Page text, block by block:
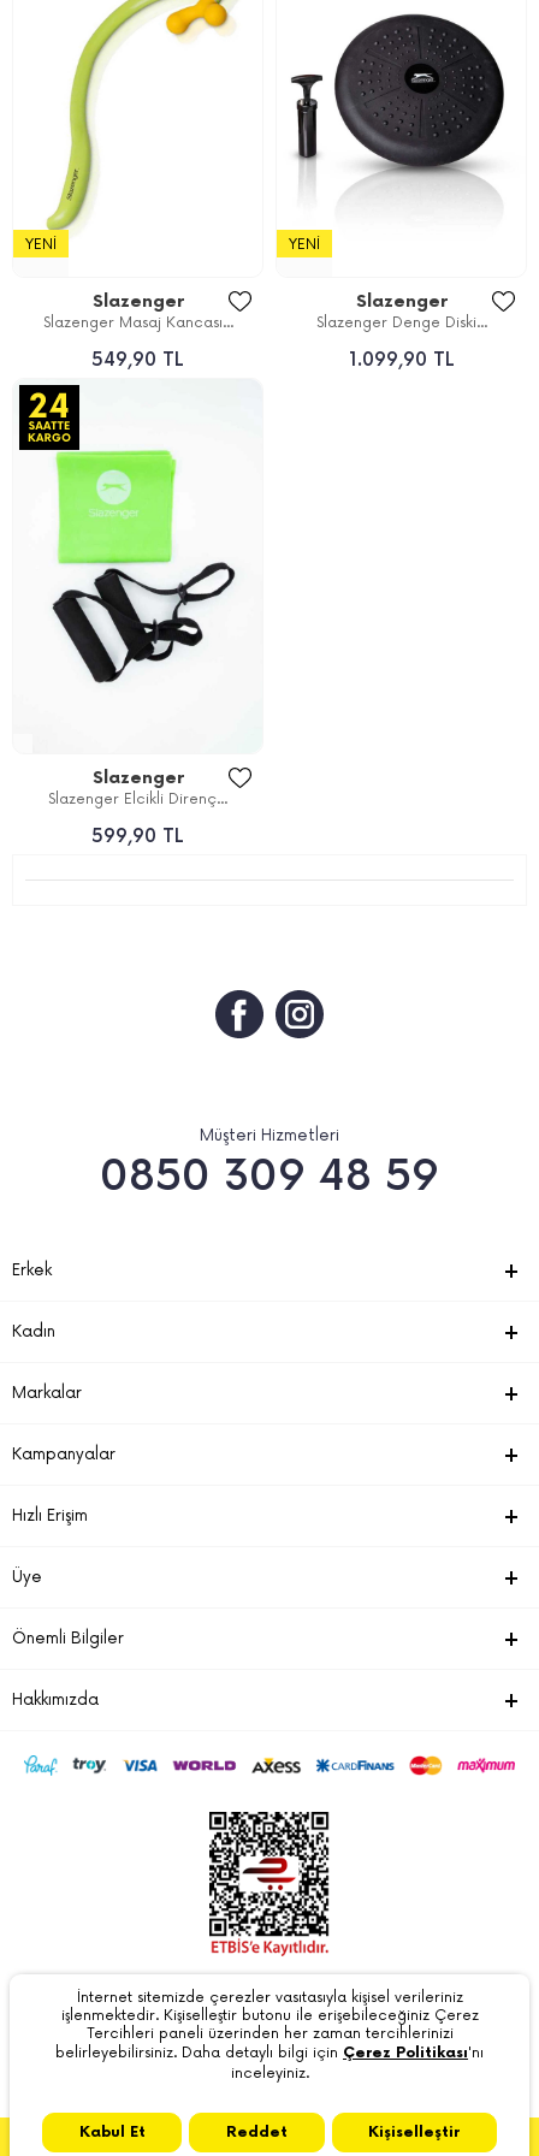
YENI
Slazenger
Slazenger Masaj Kancası...
549,90 TL
YENI
Slazenger
Slazenger Denge Diski...
1.099,90 TL
Slazenger
Slazenger Elcikli Direnç...
599,90 TL
Müşteri Hizmetleri
0850 309 48 59
Erkek
Kadın
Markalar
Kampanyalar
Hızlı Erişim
Üye
Önemli Bilgiler
Hakkımızda
Tarafından T-Soft Alt Yapısıyla Geliştirilmiştir. #OD
T-SoftE-TicaretSistemleriyle Hazırlanmıştır.
İnternet sitemizde çerezler vasıtasıyla kişisel verileriniz
işlenmektedir. Kişiselleştir butonu ile erişebileceğiniz Çerez
Tercihleri paneli üzerinden her zaman tercihlerinizi
belirleyebilirsiniz. Daha detaylı bilgi için Çerez Politikası'nı
inceleyiniz.
Kabul Et Reddet Kişiselleştir